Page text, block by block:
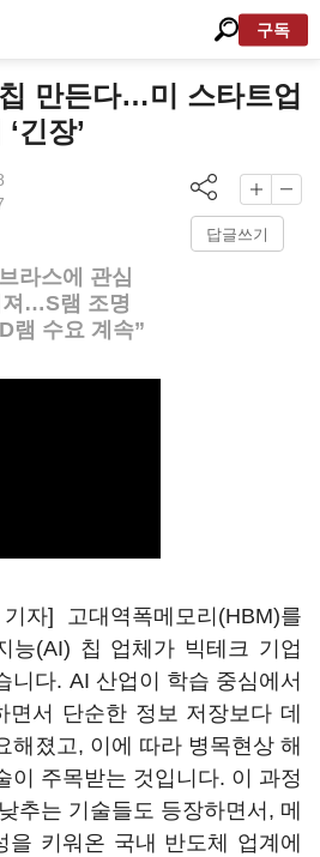
구독
만든다…미 스타트업
긴장’
답글쓰기
라스에 관심
져…S램 조명
램 수요 계속”
자] 고대역폭메모리(HBM)를
능(AI) 칩 업체가 빅테크 기업
니다. AI 산업이 학습 중심에서
면서 단순한 정보 저장보다 데
해졌고, 이에 따라 병목현상 해
이 주목받는 것입니다. 이 과정
추는 기술들도 등장하면서, 메
을 키워온 국내 반도체 업계에